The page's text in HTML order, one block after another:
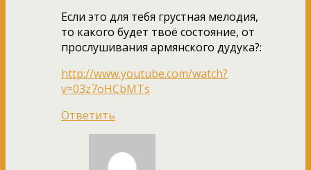
Если это для тебя грустная мелодия,
то какого будет твоё состояние, от
прослушивания армянского дудука?:
http://www.youtube.com/watch?
v=03z7oHCbMTs
Ответить